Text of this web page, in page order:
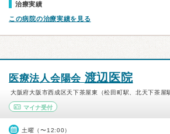
治療実績
この病院の治療実績を見る
医療法人会陽会 渡辺医院
大阪府大阪市西成区天下茶屋東（松田町駅、北天下茶屋
マイナ受付
土曜（〜12:00）